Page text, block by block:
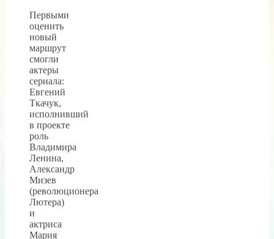
Первыми
оценить
новый
маршрут
смогли
актеры
сериала:
Евгений
Ткачук,
исполнивший
в проекте
роль
Владимира
Ленина,
Александр
Мизев
(революционера
Лютера)
и
актриса
Мария